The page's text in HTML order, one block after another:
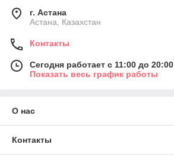
г. Астана
Астана, Казахстан
Контакты
Сегодня работает с 11:00 до 20:00
Показать весь график работы
О нас
Контакты